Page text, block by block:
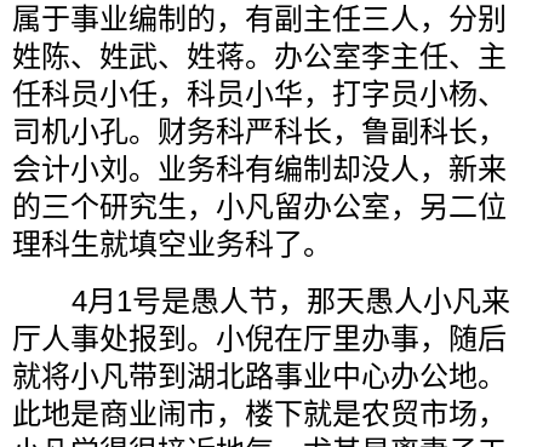
属于事业编制的，有副主任三人，分别
姓陈、姓武、姓蒋。办公室李主任、主
任科员小任，科员小华，打字员小杨、
司机小孔。财务科严科长，鲁副科长，
会计小刘。业务科有编制却没人，新来
的三个研究生，小凡留办公室，另二位
理科生就填空业务科了。
4月 1号是愚人节，那天愚人小凡来
厅人事处报到。小倪在厅里办事，随后
就将小凡带到湖北路事业中心办公地。
此地是商业闹市，楼下就是农贸市场，